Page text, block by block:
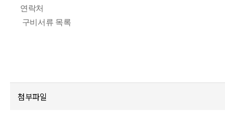
연락처
구비서류 목록
첨부파일